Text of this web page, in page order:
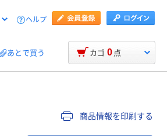
ヘルプ
あとで買う カゴ 0 点
商品情報を印刷する